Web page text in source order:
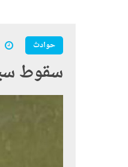
حوادث
سقوط